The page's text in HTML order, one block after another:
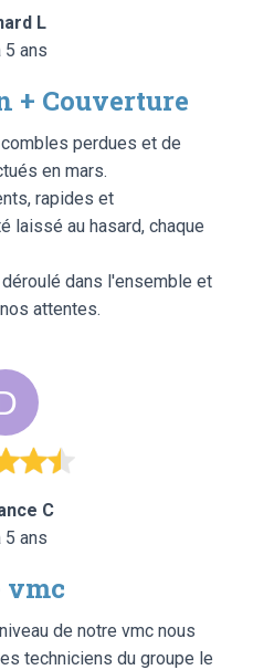
L
5 ans
+ Couverture
perdues et de
en mars.
rapides et
laissé au hasard, chaque
dans l'ensemble et
attentes.
C
5 ans
vmc
de notre vmc nous
techniciens du groupe le